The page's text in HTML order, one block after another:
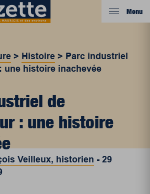
Menu
> Histoire > Parc industriel
une histoire inachevée
de
: une histoire
Veilleux, historien -29